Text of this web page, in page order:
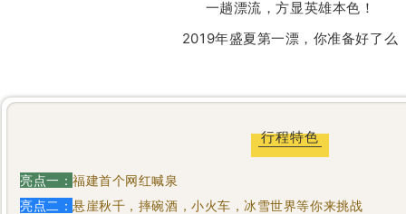
一趟漂流，方显英雄本色！
2019年盛夏第一漂，你准备好了么
行程特色
亮点一：福建首个网红喊泉
亮点二：悬崖秋千，摔碗酒，小火车，冰雪世界等你来挑战